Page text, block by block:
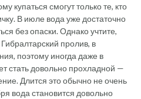
купаться смогут только те, кто
В июле вода уже достаточно
без опаски. Однако учтите,
пролив, в
поэтому иногда даже в
стать довольно прохладной —
Длится это обычно не очень
вода становится довольно